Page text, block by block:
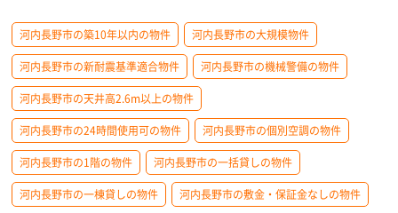
河内長野市の築10年以内の物件 河内長野市の大規模物件
河内長野市の新耐震基準適合物件 河内長野市の機械警備の物件
河内長野市の天井高2.6m以上の物件
河内長野市の24時間使用可の物件 河内長野市の個別空調の物件
河内長野市の1階の物件 河内長野市の一括貸しの物件
河内長野市の一棟貸しの物件 河内長野市の敷金・保証金なしの物件